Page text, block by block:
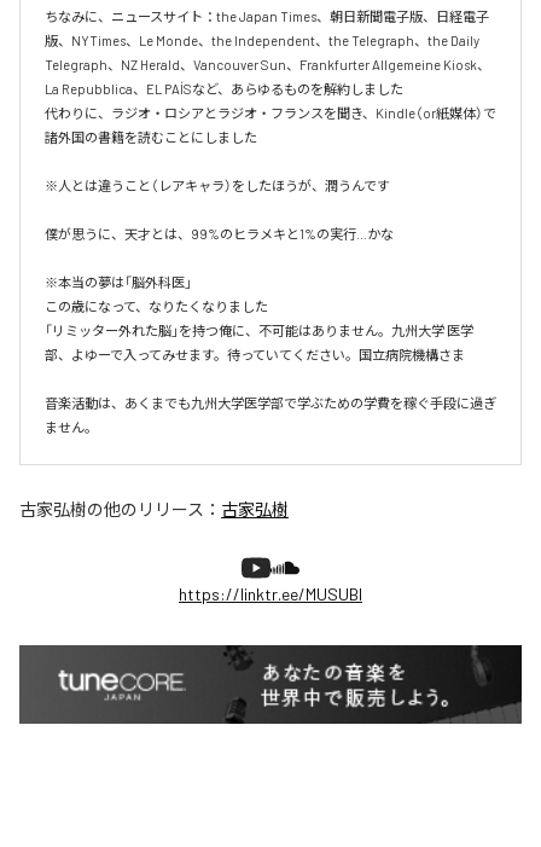
ちなみに、ニュースサイト：the Japan Times、朝日新聞電子版、日経電子
版、NYTimes、Le Monde、the Independent、the Telegraph、the Daily
Telegraph、NZ Herald、Vancouver Sun、Frankfurter Allgemeine Kiosk、
La Repubblica、EL PAÍSなど、あらゆるものを解約しました
代わりに、ラジオ・ロシアとラジオ・フランスを聞き、Kindle（or紙媒体）で
諸外国の書籍を読むことにしました
※人とは違うこと（レアキャラ）をしたほうが、潤うんです
僕が思うに、天才とは、99%のヒラメキと1%の実行…かな
※本当の夢は「脳外科医」
この歳になって、なりたくなりました
「リミッター外れた脳」を持つ俺に、不可能はありません。九州大学 医学
部、よゆーで入ってみせます。待っていてください。国立病院機構さま
音楽活動は、あくまでも九州大学医学部で学ぶための学費を稼ぐ手段に過ぎ
ません。
古家弘樹の他のリリース： 古家弘樹
https://linktr.ee/MUSUBI